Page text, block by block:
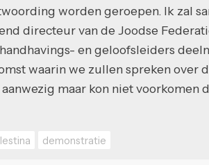
worden geroepen. Ik zal
directeur van de Joodse
en geloofsleiders
waarin we zullen spreken over
maar kon niet voorkomen
demonstratie